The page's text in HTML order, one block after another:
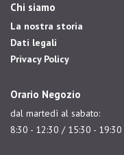
Chi siamo
La nostra storia
Dati legali
Privacy Policy
Orario Negozio
dal martedì al sabato:
8:30 - 12:30 / 15:30 - 19:30